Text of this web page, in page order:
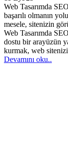
Web Tasarımda
başarılı olmanın
mesele, sitenizin
Web Tasarımda
dostu bir arayüzün
kurmak, web
Devamını oku..